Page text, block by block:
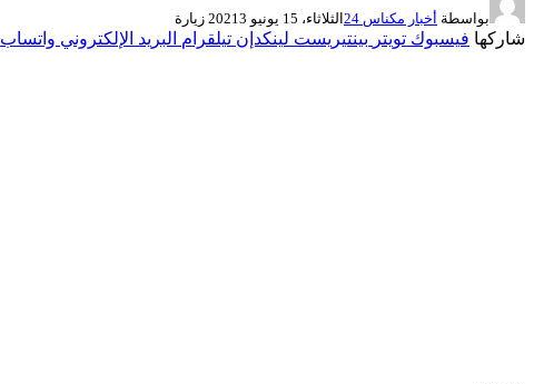
بواسطة أخبار مكناس 24 الثلاثاء، 15 يونيو 2021 3 زيارة
شاركها فيسبوك تويتر بينتيريست لينكدإن تيلقرام البريد الإلكتروني واتساب